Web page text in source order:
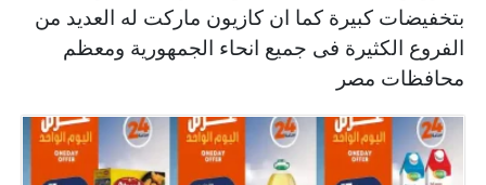
بتخفيضات كبيرة كما ان كازيون ماركت له العديد من
الفروع الكثيرة فى جميع انحاء الجمهورية ومعظم
محافظات مصر